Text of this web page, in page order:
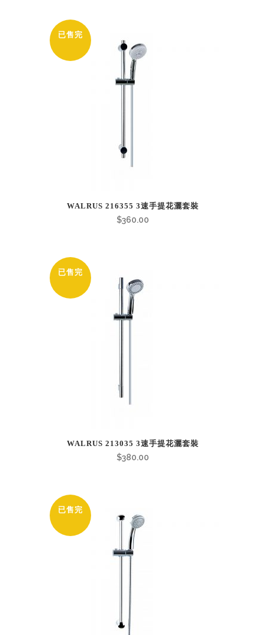
已售完
WALRUS 216355 3速手提花灑套裝
$360.00
已售完
WALRUS 213035 3速手提花灑套裝
$380.00
已售完